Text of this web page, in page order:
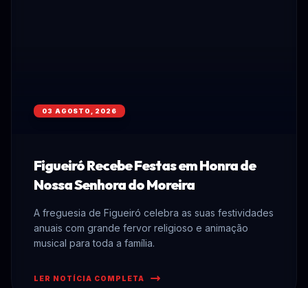
03 AGOSTO, 2026
Figueiró Recebe Festas em Honra de
Nossa Senhora do Moreira
A freguesia de Figueiró celebra as suas festividades
anuais com grande fervor religioso e animação
musical para toda a família.
LER NOTÍCIA COMPLETA